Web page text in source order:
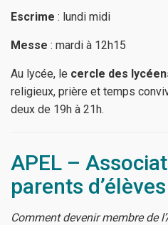
Escrime : lundi midi
Messe : mardi à 12h15
Au lycée, le cercle des
religieux, prière et temps
deux de 19h à 21h.
APEL –
parents d’élèves
Comment devenir membre de